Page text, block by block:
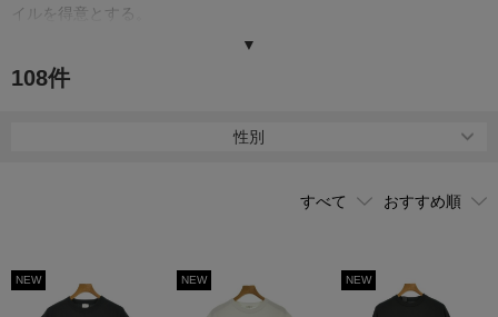
イルを得意とする。
メインラインのほかに、シーズンテーマに沿ったデザイン性の高い
して創作する黒いタグのコンパイルライン、必要最低限のアウター
▼
108件
性別
NEW NEW NEW